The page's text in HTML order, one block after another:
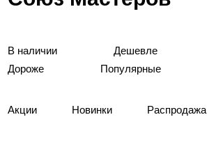
В наличии
Дешевле
Дороже
Популярные
Акции Новинки Распродажа